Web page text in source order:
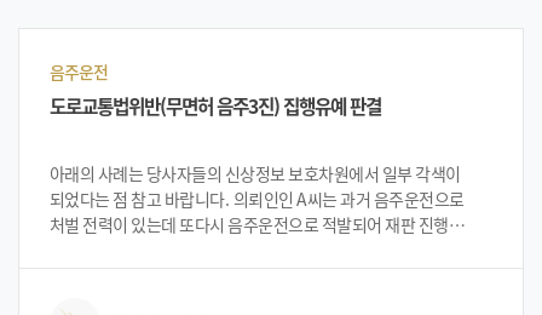
음주운전
도로교통법위반(무면허 음주3진) 집행유예 판결
아래의 사례는 당사자들의 신상정보 보호차원에서 일부 각색이
되었다는 점 참고 바랍니다. 의뢰인인 A씨는 과거 음주운전으로
처벌 전력이 있는데 또다시 음주운전으로 적발되어 재판 진행
하다가 적발되어 상황의 심각성을 느끼고 법무법인 한경을 찾아